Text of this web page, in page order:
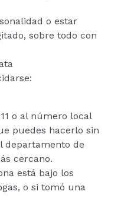
o estar
sobre todo con
o al número local
puedes hacerlo sin
departamento de
cercano.
está bajo los
o si tomó una